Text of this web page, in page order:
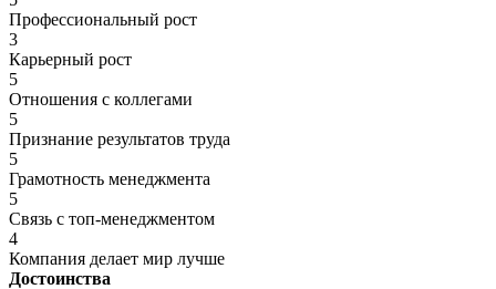
Профессиональный рост
3
Карьерный рост
5
Отношения с коллегами
5
Признание результатов труда
5
Грамотность менеджмента
5
Связь с топ-менеджментом
4
Компания делает мир лучше
Достоинства